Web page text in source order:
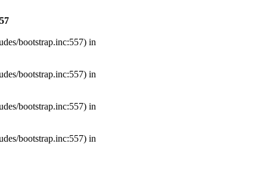
bootstrap.inc:557) in
bootstrap.inc:557) in
bootstrap.inc:557) in
bootstrap.inc:557) in